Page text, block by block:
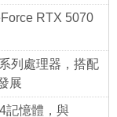
RTX 5070
列處理器，搭配
展
記憶體，與